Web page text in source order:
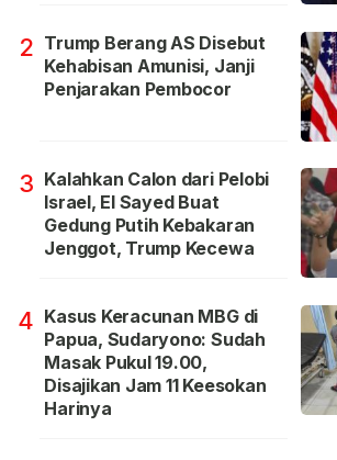
2 Trump Berang AS Disebut
Kehabisan Amunisi, Janji
Penjarakan Pembocor
3 Kalahkan Calon dari Pelobi
Israel, El Sayed Buat
Gedung Putih Kebakaran
Jenggot, Trump Kecewa
4 Kasus Keracunan MBG di
Papua, Sudaryono: Sudah
Masak Pukul 19.00,
Disajikan Jam 11 Keesokan
Harinya